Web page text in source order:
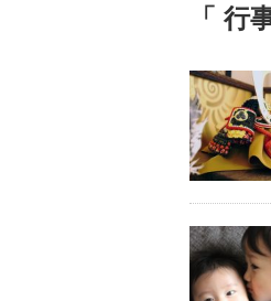
「 行